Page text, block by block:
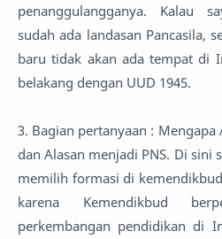
penanggulangganya. Kalau
sudah ada landasan Pancasila,
baru tidak akan ada tempat di
belakang dengan UUD 1945.
3. Bagian pertanyaan :
dan Alasan menjadi PNS. Di sini
memilih formasi di
karena Kemendikbud
perkembangan pendidikan di